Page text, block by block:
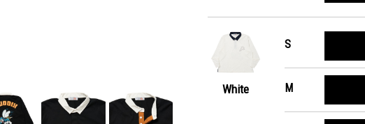
White
S
M